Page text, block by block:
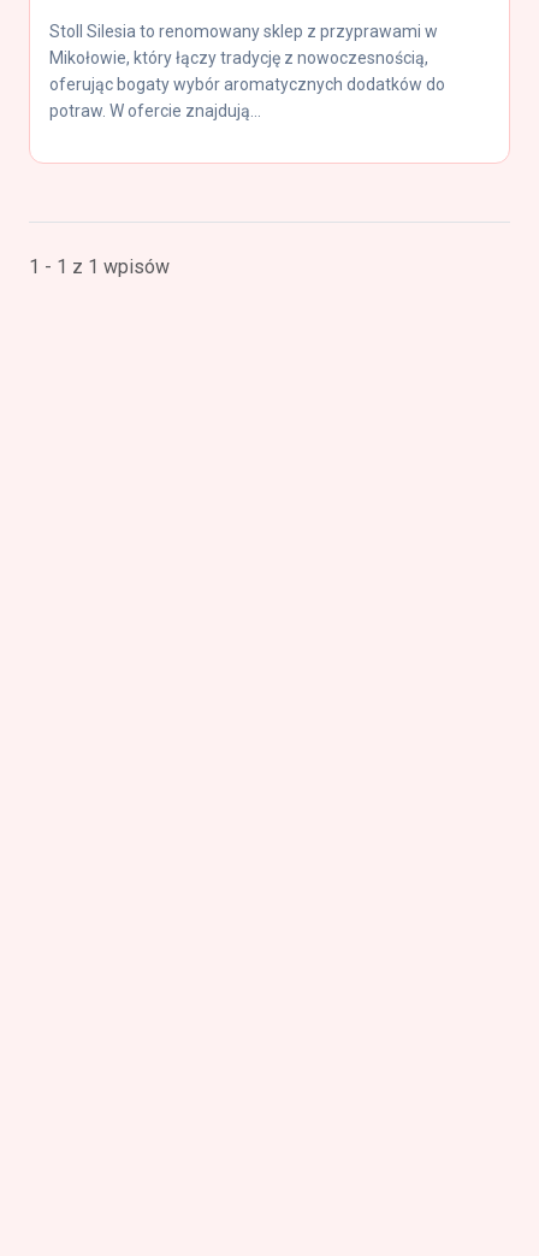
Stoll Silesia to renomowany sklep z przyprawami w
Mikołowie, który łączy tradycję z nowoczesnością,
oferując bogaty wybór aromatycznych dodatków do
potraw. W ofercie znajdują...
1 - 1 z 1 wpisów